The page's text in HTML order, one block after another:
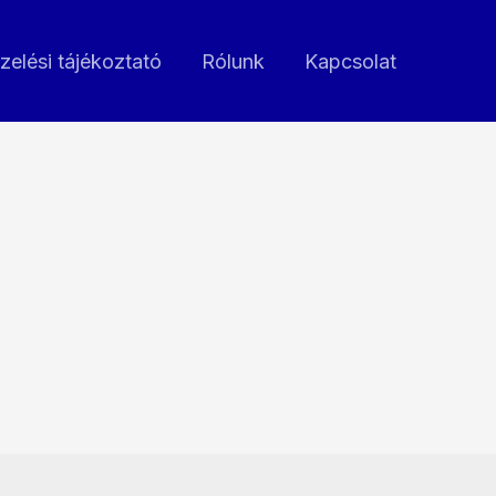
tájékoztató Rólunk Kapcsolat